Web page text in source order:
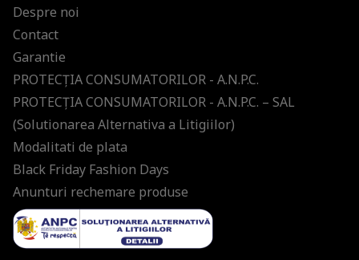
Despre noi
Contact
Garantie
PROTECŢIA CONSUMATORILOR - A.N.P.C.
PROTECŢIA CONSUMATORILOR - A.N.P.C. – SAL
(Solutionarea Alternativa a Litigiilor)
Modalitati de plata
Black Friday Fashion Days
Anunturi rechemare produse